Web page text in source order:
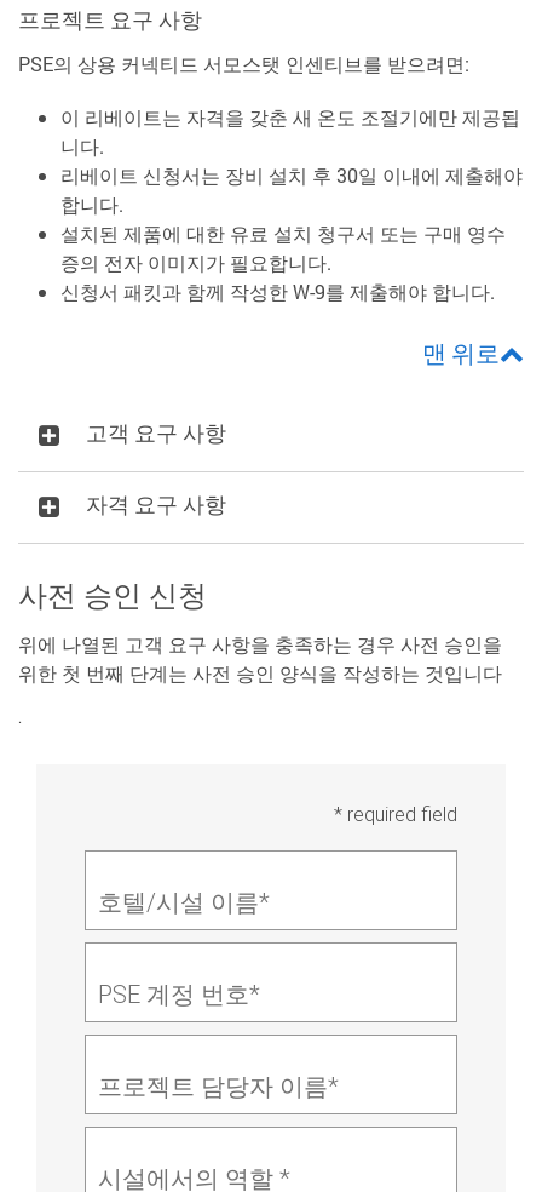
프로젝트 요구 사항
PSE의 상용 커넥티드 서모스탯 인센티브를 받으려면:
이 리베이트는 자격을 갖춘 새 온도 조절기에만 제공됩
니다.
리베이트 신청서는 장비 설치 후 30일 이내에 제출해야
합니다.
설치된 제품에 대한 유료 설치 청구서 또는 구매 영수
증의 전자 이미지가 필요합니다.
신청서 패킷과 함께 작성한 W-9를 제출해야 합니다.
맨 위로
고객 요구 사항
자격 요구 사항
사전 승인 신청
위에 나열된 고객 요구 사항을 충족하는 경우 사전 승인을
위한 첫 번째 단계는 사전 승인 양식을 작성하는 것입니다
.
* required field
호텔/시설 이름*
PSE 계정 번호*
프로젝트 담당자 이름*
시설에서의 역할 *